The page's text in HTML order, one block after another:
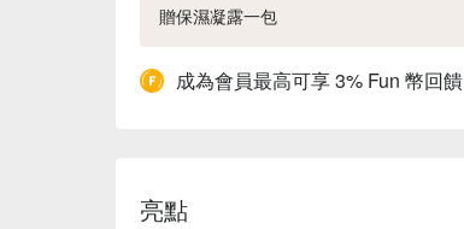
贈保濕凝露一包
成為會員最高可享 3% Fun 幣回饋
亮點